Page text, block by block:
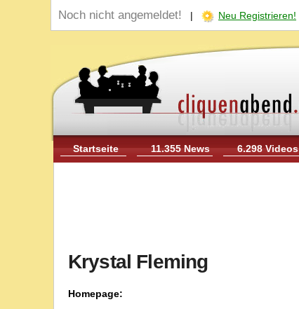
Noch nicht angemeldet! | Neu Registrieren!
Startseite 11.355 News 6.298 Videos
Krystal Fleming
Homepage: